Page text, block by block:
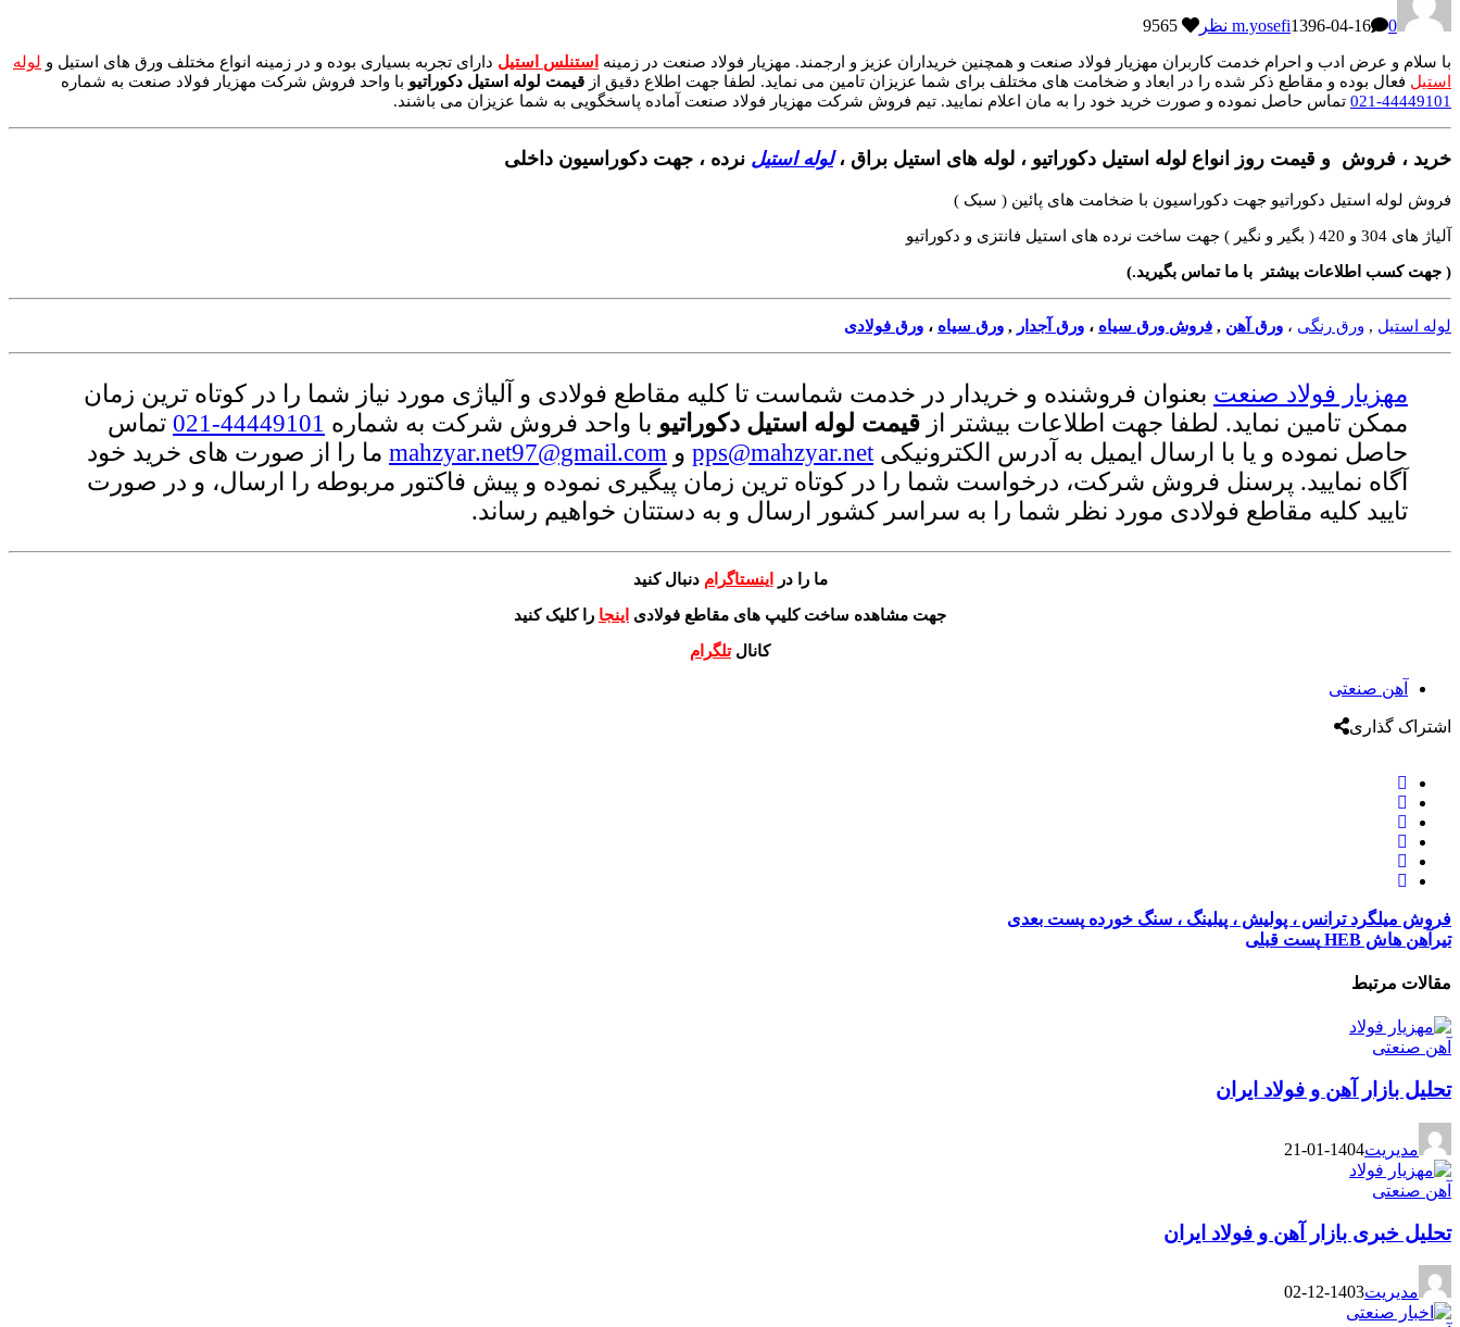
m.yosefi1396-04-16 0 نظر
با سلام و عرض ادب و احرام خدمت کاربران مهزیار فولاد صنعت و همچنین خریداران عزیز و ارجمند. مهزیار فولاد صنعت در زمینه استنلس استیل دارای تجربه بسیاری بوده و در زمینه انواع مختلف ورق های استیل و لوله
استیل فعال بوده و مقاطع ذکر شده را در ابعاد و ضخامت های مختلف برای شما عزیزان تامین می نماید. لطفا جهت اطلاع دقیق از قیمت لوله استیل دکوراتیو با واحد فروش شرکت مهزیار فولاد صنعت به شماره
44449101-021
تماس حاصل نموده و صورت خرید خود را به مان اعلام نمایید. تیم فروش شرکت مهزیار فولاد صنعت آماده پاسخگویی به شما عزیزان می باشند.
خرید ، فروش و قیمت روز انواع لوله استیل دکوراتیو ، لوله های استیل براق ،لوله استیل نرده ، جهت دکوراسیون داخلی
فروش لوله استیل دکوراتیو جهت دکوراسیون با ضخامت های پائین ( سبک )
آلیاژ های 304 و 420 ( بگیر و نگیر ) جهت ساخت نرده های استیل فانتزی و دکوراتیو
( جهت کسب اطلاعات بیشتر با ما تماس بگیرید.)
لوله استیل , ورق رنگی ، ورق آهن , فروش ورق سیاه ، ورق آجدار , ورق سیاه ، ورق فولادی
مهزیار فولاد صنعت بعنوان فروشنده و خریدار در خدمت شماست تا کلیه مقاطع فولادی و آلیاژی مورد نیاز شما را در کوتاه ترین زمان
ممکن تامین نماید. لطفا جهت اطلاعات بیشتر از قیمت لوله استیل دکوراتیو با واحد فروش شرکت به شماره 44449101-021
تماس
حاصل نموده و یا با ارسال ایمیل به آدرس الکترونیکی pps@mahzyar.net و mahzyar.net97@gmail.com ما را از صورت های خرید خود
آگاه نمایید. پرسنل فروش شرکت، درخواست شما را در کوتاه ترین زمان پیگیری نموده و پیش فاکتور مربوطه را ارسال، و در صورت
تایید کلیه مقاطع فولادی مورد نظر شما را به سراسر کشور ارسال و به دستتان خواهیم رساند.
ما را در اینستاگرام دنبال کنید
جهت مشاهده ساخت کلیپ های مقاطع فولادی اینجا را کلیک کنید
کانالتلگرام
آهن صنعتی
اشتراک گذاری
فروش میلگرد ترانس ، پولیش ، پیلینگ ، سنگ خورده پست بعدی
تیرآهن هاش HEB
پست قبلی
مقالات مرتبط
آهن صنعتی
تحلیل بازار آهن و فولاد ایران
مدیریت1404-01-21
آهن صنعتی
تحلیل خبری بازار آهن و فولاد ایران
مدیریت1403-12-02